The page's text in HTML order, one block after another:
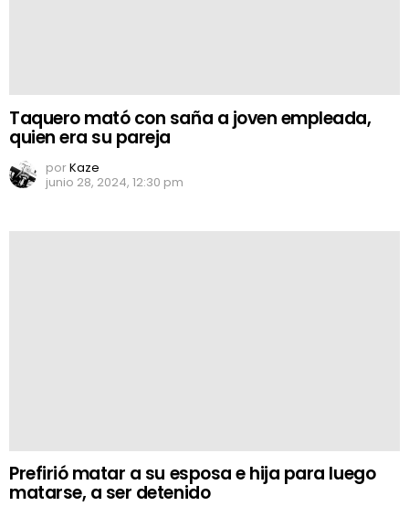
Taquero mató con saña a joven empleada,
quien era su pareja
porKaze
junio 28, 2024, 12:30 pm
Prefirió matar a su esposa e hija para luego
matarse, a ser detenido